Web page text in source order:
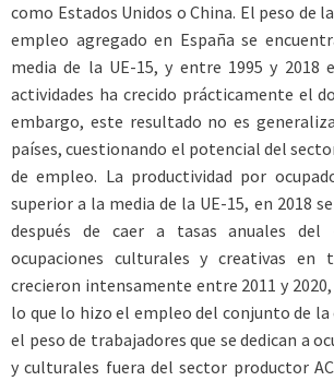
como Estados Unidos o China. El peso de
empleo agregado en España se
media de la UE-15, y entre 1995 y 2018
actividades ha crecido prácticamente el
embargo, este resultado no es
países, cuestionando el potencial del
de empleo. La productividad por
superior a la media de la UE-15, en 2018
después de caer a tasas anuales del
ocupaciones culturales y creativas en
crecieron intensamente entre 2011 y
lo que lo hizo el empleo del conjunto de la
el peso de trabajadores que se dedican a
y culturales fuera del sector productor